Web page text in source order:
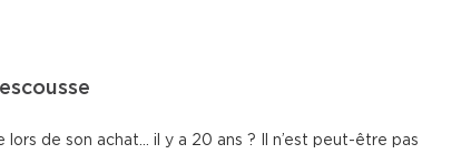
lors de son achat… il y a 20 ans ? Il n’est peut-être pas